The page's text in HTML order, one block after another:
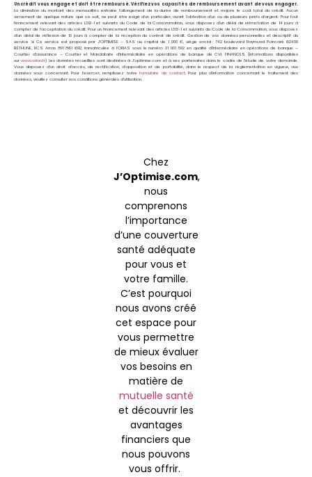
Un crédit vous engage et doit être remboursé. Vérifiez vos capacités de remboursement avant de vous engager.
La diminution du montant des mensualités entraine l’allongement de la durée de remboursement et majore le coût total du crédit. Aucun
versement de quelque nature que ce soit, ne peut être exigé d’un particulier, avant l’obtention d’un ou de plusieurs prêts d’argent. Pour tout
financement relevant des articles L312-1 et suivants du Code de la Consommation, vous disposez d’un délai de rétractation de 14 jours à
compter de l’acceptation du crédit. Pour un financement relevant des articles L313-1 et suivants du Code de la Consommation, vous disposez
d’un délai de réflexion de 10 jours à compter de la réception du contrat de crédit. Gestion de vos données personnelles et descriptif du
service ⇲ Ce service est proposé par J’OPTIMISE – SAS au capital de 1 000 €, siège social : 742 boulevard Raymond Poincaré 62400
BÉTHUNE, RCS Arras 891 861 692, immatriculée à l’ORIAS sous le numéro 21 001 592 en qualité d’Intermédiaire en opérations de banque –
Courtier d’assurance – Courtier et Mandataire d’intermédiaire en opérations de banque de CVL FINANCES (Informations disponibles
sur www.orias.fr) Les données recueillies sont destinées à J’optimise.com et à ses partenaires dans le cadre de l’étude de votre demande.
Vous disposez d’un droit d’accès, de rectification, d’opposition et de portabilité, dans le respect de la réglementation en vigueur, aux
données vous concernant. Pour l’exercer, remplissez notreformulaire de contact. Pour plus d’information concernant le traitement des
données, veuillez consulter nos conditions générales d’utilisation.
Chez
J’Optimise.com,
nous
comprenons
l’importance
d’une couverture
santé adéquate
pour vous et
votre famille.
C’est pourquoi
nous avons créé
cet espace pour
vous permettre
de mieux évaluer
vos besoins en
matière de
mutuelle santé
et découvrir les
avantages
financiers que
nous pouvons
vous offrir.